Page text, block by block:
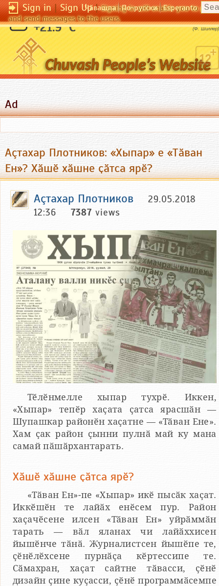
Sign in|Sign Up|Signing in will enable you to post
and send messages to the users.
Чӑвашла По-русски Esperanto
+21.9 °C Для хороших актеров нет плохих ролей.
(Ф. Шиллер)
Ad
Аçтахар Плотников: «Хыпар» е «Тӑван
Ен»? Хӑшӗ хӑшне ҫӑтса ярӗ?
Аçтахар Плотников
29.05.2018
12:36
7387 views
Тӗлӗнмелле хыпар тухрӗ. Иккен,
«Хыпар» тепӗр хаҫата ҫатса ярасшӑн —
Шупашкар районӗн хаҫатне — «Тӑван Ене».
Хам ҫак район ҫынни пулнӑ май ку мана
самай пӑшӑрхантарать.
Хӑшӗ хӑшне ҫӑтса ярӗ?
«Тӑван Ен»-пе «Хыпар» икӗ пысӑк хаҫат.
Иккӗшӗн те лайӑх енӗсем пур. Район
хаҫачӗсене илсен «Тӑван Ен» уйрӑммӑн
тарать — вӑл яланах чи лайӑххисен
йышӗнче тӑнӑ. Журналистсен йышӗпе те,
ҫӗнӗлӗхсене пурнӑҫа кӗртессипе те.
Сӑмахран, хаҫат сайтне тӑвасси, ҫӗнӗ
дизайн ҫине куҫасси, ҫӗнӗ программӑсемпе